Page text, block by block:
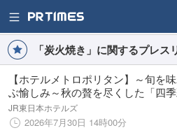
「炭火焼き」に関するプレス
【ホテルメトロポリタン】～旬を
ぶ愉しみ～秋の贅を尽くした「四
ス」
JR東日本ホテルズ
2026年7月30日 14時00分